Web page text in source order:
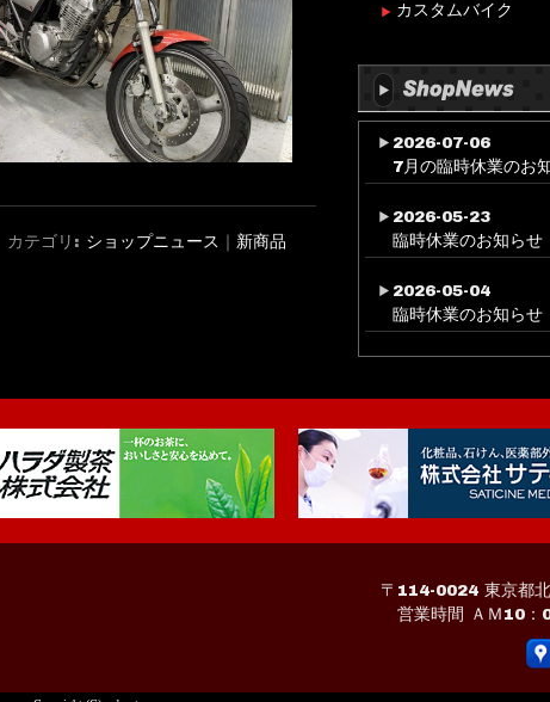
カテゴリ: ショップニュース 新商品
カスタムバイク
2026-07-06
7月の臨時休業のお
2026-05-23
臨時休業のお知らせ
2026-05-04
臨時休業のお知らせ
〒114-0024 東京都
営業時間 ＡＭ10：